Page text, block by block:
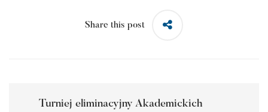
Share this post
Turniej eliminacyjny Akademickich